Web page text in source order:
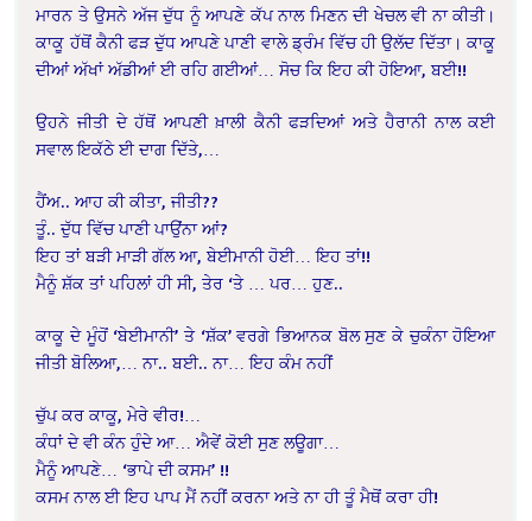
ਮਾਰਨ ਤੇ ਉਸਨੇ ਅੱਜ ਦੁੱਧ ਨੂੰ ਆਪਣੇ ਕੱਪ ਨਾਲ ਮਿਣਨ ਦੀ ਖੇਚਲ ਵੀ ਨਾ ਕੀਤੀ।
ਕਾਕੂ ਹੱਥੋਂ ਕੈਨੀ ਫੜ ਦੁੱਧ ਆਪਣੇ ਪਾਣੀ ਵਾਲੇ ਡ੍ਰੰਮ ਵਿੱਚ ਹੀ ਉਲੱਦ ਦਿੱਤਾ। ਕਾਕੂ
ਦੀਆਂ ਅੱਖਾਂ ਅੱਡੀਆਂ ਈ ਰਹਿ ਗਈਆਂ… ਸੋਚ ਕਿ ਇਹ ਕੀ ਹੋਇਆ, ਬਈ!!
ਉਹਨੇ ਜੀਤੀ ਦੇ ਹੱਥੋਂ ਆਪਣੀ ਖ਼ਾਲੀ ਕੈਨੀ ਫੜਦਿਆਂ ਅਤੇ ਹੈਰਾਨੀ ਨਾਲ ਕਈ
ਸਵਾਲ ਇਕੱਠੇ ਈ ਦਾਗ ਦਿੱਤੇ,…
ਹੈਂਅ.. ਆਹ ਕੀ ਕੀਤਾ, ਜੀਤੀ??
ਤੂੰ.. ਦੁੱਧ ਵਿੱਚ ਪਾਣੀ ਪਾਉਂਨਾ ਆਂ?
ਇਹ ਤਾਂ ਬੜੀ ਮਾੜੀ ਗੱਲ ਆ, ਬੇਈਮਾਨੀ ਹੋਈ… ਇਹ ਤਾਂ!!
ਮੈਨੂੰ ਸ਼ੱਕ ਤਾਂ ਪਹਿਲਾਂ ਹੀ ਸੀ, ਤੇਰ ‘ਤੇ … ਪਰ… ਹੁਣ..
ਕਾਕੂ ਦੇ ਮੂੰਹੋਂ ‘ਬੇਈਮਾਨੀ’ ਤੇ ‘ਸ਼ੱਕ’ ਵਰਗੇ ਭਿਆਨਕ ਬੋਲ ਸੁਣ ਕੇ ਚੁਕੰਨਾ ਹੋਇਆ
ਜੀਤੀ ਬੋਲਿਆ,… ਨਾ.. ਬਈ.. ਨਾ… ਇਹ ਕੰਮ ਨਹੀਂ
ਚੁੱਪ ਕਰ ਕਾਕੂ, ਮੇਰੇ ਵੀਰ!…
ਕੰਧਾਂ ਦੇ ਵੀ ਕੰਨ ਹੁੰਦੇ ਆ… ਐਵੇਂ ਕੋਈ ਸੁਣ ਲਊਗਾ…
ਮੈਨੂੰ ਆਪਣੇ… ‘ਭਾਪੇ ਦੀ ਕਸਮ’ !!
ਕਸਮ ਨਾਲ ਈ ਇਹ ਪਾਪ ਮੈਂ ਨਹੀਂ ਕਰਨਾ ਅਤੇ ਨਾ ਹੀ ਤੂੰ ਮੈਥੋਂ ਕਰਾ ਹੀ!